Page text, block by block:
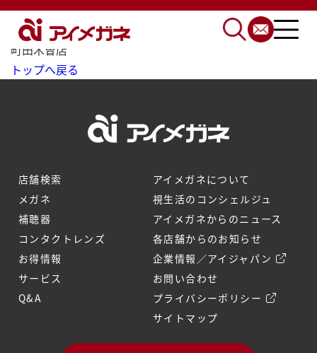
トップ
相談会開催スケジュール
町田木曽店
トップへ戻る
店舗検索
メガネ
補聴器
コンタクトレンズ
お得情報
サービス
Q&A
アイメガネについて
視生活のコンシェルジュ
アイメガネからのニュース
各店舗からのお知らせ
企業情報／アイジャパン
お問い合わせ
プライバシーポリシー
サイトマップ